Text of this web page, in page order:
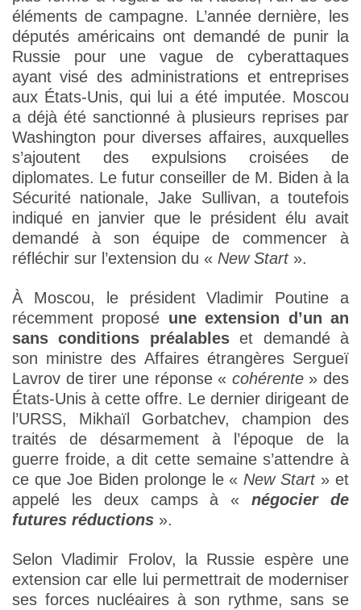
éléments de campagne. L’année dernière, les
députés américains ont demandé de punir la
Russie pour une vague de cyberattaques
ayant visé des administrations et entreprises
aux États-Unis, qui lui a été imputée. Moscou
a déjà été sanctionné à plusieurs reprises par
Washington pour diverses affaires, auxquelles
s’ajoutent des expulsions croisées de
diplomates. Le futur conseiller de M. Biden à la
Sécurité nationale, Jake Sullivan, a toutefois
indiqué en janvier que le président élu avait
demandé à son équipe de commencer à
réfléchir sur l’extension du « New Start».
À Moscou, le président Vladimir Poutine a
récemment proposé une extension d’un an
sans conditions préalableset demandé à
son ministre des Affaires étrangères Sergueï
Lavrov de tirer une réponse « cohérente» des
États-Unis à cette offre. Le dernier dirigeant de
l’URSS, Mikhaïl Gorbatchev, champion des
traités de désarmement à l’époque de la
guerre froide, a dit cette semaine s’attendre à
ce que Joe Biden prolonge le « New Start» et
appelé les deux camps à «négocier de
futures réductions ».
Selon Vladimir Frolov, la Russie espère une
extension car elle lui permettrait de moderniser
ses forces nucléaires à son rythme, sans se